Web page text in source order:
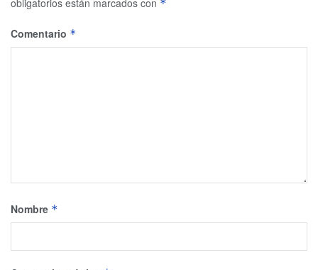
obligatorios están marcados con *
Comentario *
Nombre *